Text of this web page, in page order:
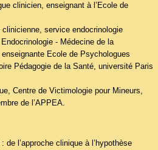
clinicien, enseignant à l’Ecole de
service endocrinologie
- Médecine de la
Ecole de Psychologues
Pédagogie de la Santé, université Paris
Centre de Victimologie pour Mineurs,
de l’APPEA.
l’approche clinique à l’hypothèse